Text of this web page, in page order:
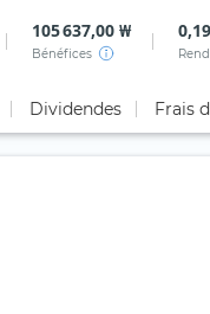
105 637,00 ₩
Bénéfices
Dividendes Frais